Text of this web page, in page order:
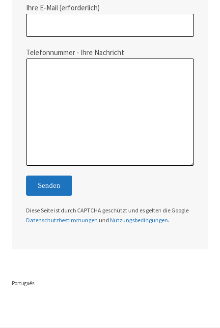
Ihre E-Mail (erforderlich)
Telefonnummer - Ihre Nachricht
Diese Seite ist durch CAPTCHA geschützt und es gelten die Google
Datenschutzbestimmungen und Nutzungsbedingungen.
Português